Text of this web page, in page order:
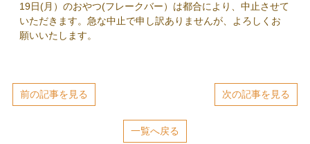
19日(月）のおやつ(フレークバー）は都合により、中止させて
いただきます。急な中止で申し訳ありませんが、よろしくお
願いいたします。
前の記事を見る 次の記事を見る
一覧へ戻る